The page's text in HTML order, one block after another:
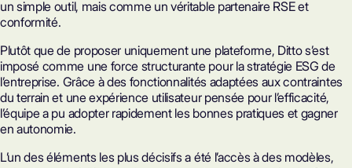
un simple outil, mais comme un véritable partenaire RSE et
conformité.
Plutôt que de proposer uniquement une plateforme, Ditto s’est
imposé comme une force structurante pour la stratégie ESG de
l’entreprise. Grâce à des fonctionnalités adaptées aux contraintes
du terrain et une expérience utilisateur pensée pour l’efficacité,
l’équipe a pu adopter rapidement les bonnes pratiques et gagner
en autonomie.
L’un des éléments les plus décisifs a été l’accès à des modèles,